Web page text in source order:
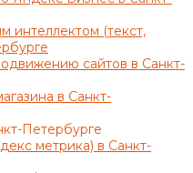
интеллектом (текст,
сайтов в Санкт-
в Санкт-
Петербурге
метрика) в Санкт-